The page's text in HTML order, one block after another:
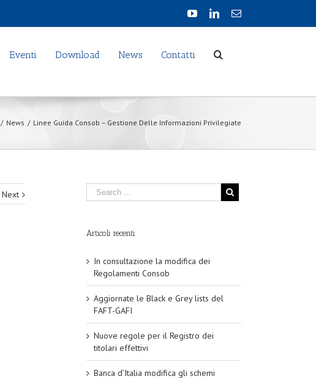
Eventi Download News Contatti
/ News / Linee Guida Consob – Gestione Delle Informazioni Privilegiate
Next
Articoli recenti
In consultazione la modifica dei
Regolamenti Consob
Aggiornate le Black e Grey lists del
FAFT-GAFI
Nuove regole per il Registro dei
titolari effettivi
Banca d’Italia modifica gli schemi